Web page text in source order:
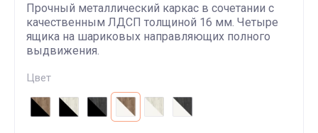
Прочный металлический каркас в сочетании с
качественным ЛДСП толщиной 16 мм. Четыре
ящика на шариковых направляющих полного
выдвижения.
Цвет